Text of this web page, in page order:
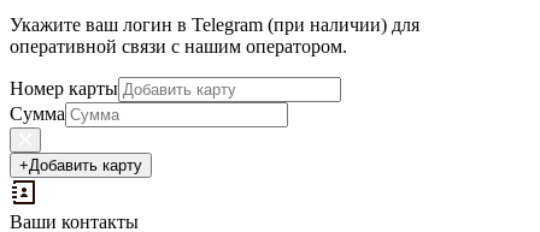
Укажите ваш логин в Telegram (при наличии) для
оперативной связи с нашим оператором.
Номер карты
Сумма
+Добавить карту
Ваши контакты